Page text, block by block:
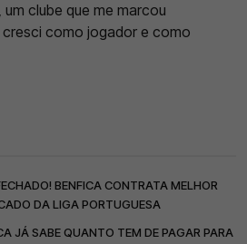
clube que me marcou
como jogador e como
BENFICA CONTRATA MELHOR
DA LIGA PORTUGUESA
JÁ SABE QUANTO TEM DE PAGAR PARA